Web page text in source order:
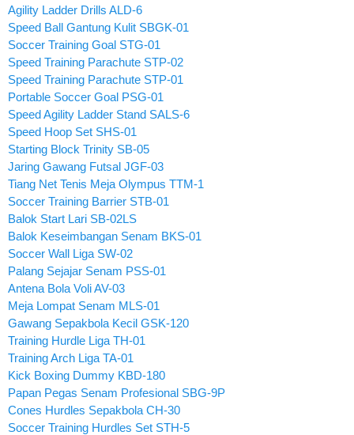
Agility Ladder Drills ALD-6
Speed Ball Gantung Kulit SBGK-01
Soccer Training Goal STG-01
Speed Training Parachute STP-02
Speed Training Parachute STP-01
Portable Soccer Goal PSG-01
Speed Agility Ladder Stand SALS-6
Speed Hoop Set SHS-01
Starting Block Trinity SB-05
Jaring Gawang Futsal JGF-03
Tiang Net Tenis Meja Olympus TTM-1
Soccer Training Barrier STB-01
Balok Start Lari SB-02LS
Balok Keseimbangan Senam BKS-01
Soccer Wall Liga SW-02
Palang Sejajar Senam PSS-01
Antena Bola Voli AV-03
Meja Lompat Senam MLS-01
Gawang Sepakbola Kecil GSK-120
Training Hurdle Liga TH-01
Training Arch Liga TA-01
Kick Boxing Dummy KBD-180
Papan Pegas Senam Profesional SBG-9P
Cones Hurdles Sepakbola CH-30
Soccer Training Hurdles Set STH-5